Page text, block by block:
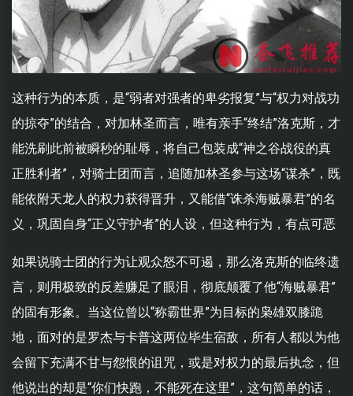
这种行为的本质，是“弱者对强者的卑劣报复”与“权力对战功
的掠夺”的结合，对加林圣而言，唯有亲手“终结”洛克斯，才
能洗刷此前被瞬秒的耻辱，将自己包装成“神之谷战役的真
正胜利者”，对骑士团而言，追随加林圣参与这场“谋杀”，既
能依附天龙人的权力获得晋升，又能借“诛杀海贼暴君”的名
义，巩固自身“正义守护者”的人设，但这种行为，有点可恶
如果说骑士团的行为让观众怒不可遏，那么洛克斯的临终遗
言，则用极致的反差赚足了眼泪，彻底颠覆了他“海贼暴君”
的固有形象。当这位曾以“称霸世界”为目标的枭雄双膝跪
地，面对的是罗杰与卡普这两位毕生宿敌，所有人都以为他
会留下充满不甘与怨恨的诅咒，或是对权力的最后执念，但
他说出的却是“你们快跑，不能死在这里”，这句简单的话，